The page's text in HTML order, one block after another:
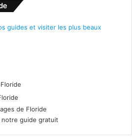
guides et visiter les plus beaux
de Floride
guide gratuit